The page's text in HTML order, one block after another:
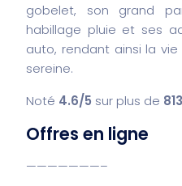
gobelet, son grand
habillage pluie et ses
auto, rendant ainsi la
sereine.
Noté 4.6/5 sur plus de
Offres en ligne
———————–